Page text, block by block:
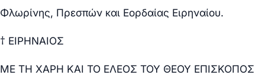
Φλωρίνης, Πρεσπών και Εορδαίας Ειρηναίου.
† ΕΙΡΗΝΑΙΟΣ
ΜΕ ΤΗ ΧΑΡΗ ΚΑΙ ΤΟ ΕΛΕΟΣ ΤΟΥ ΘΕΟΥ ΕΠΙΣΚΟΠΟΣ